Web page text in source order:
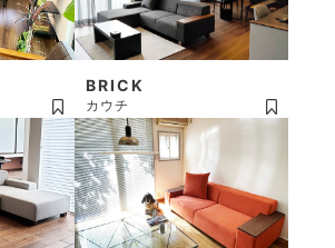
BRICK
カウチ